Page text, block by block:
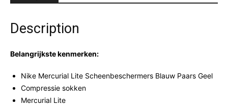
Description
Belangrijkste kenmerken:
Nike Mercurial Lite Scheenbeschermers Blauw Paars Geel
Compressie sokken
Mercurial Lite